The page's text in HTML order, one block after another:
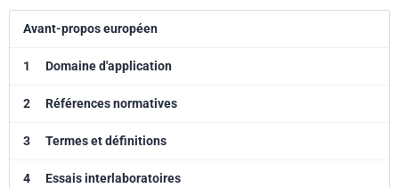
Avant-propos européen
1 Domaine d'application
2 Références normatives
3 Termes et définitions
4 Essais interlaboratoires